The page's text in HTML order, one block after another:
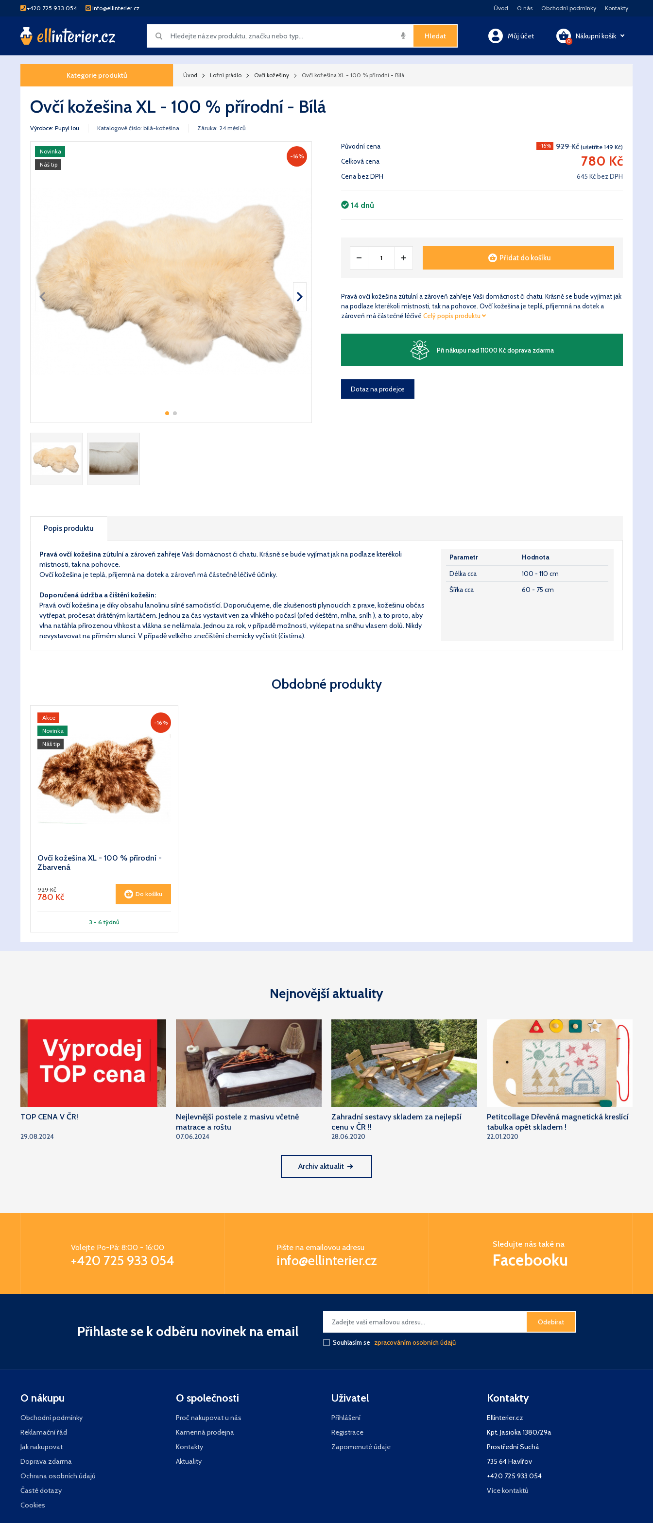
+420 725 933 054 info@ellinterier.cz Úvod O nás Obchodní podmínky Kontakty
Hledat Můj účet
0
Nákupní košík
Kategorie produktů Úvod Ložní prádlo Ovčí kožešiny Ovčí kožešina XL - 100 % přírodní - Bílá
Ovčí kožešina XL - 100 % přírodní - Bílá
Výrobce: PupyHou Katalogové číslo: bílá-kožešina Záruka: 24 měsíců
Novinka
Náš tip
-16%
Původní cena -16% 929 Kč (ušetříte 149 Kč)
Celková cena 780 Kč
Cena bez DPH 645 Kč bez DPH
14 dnů
Přidat do košíku
Pravá ovčí kožešina zútulní a zároveň zahřeje Vaši domácnost či chatu. Krásně se bude vyjímat jak
na podlaze kterékoli místnosti, tak na pohovce. Ovčí kožešina je teplá, příjemná na dotek a
zároveň má částečně léčivé Celý popis produktu
Při nákupu nad 11000 Kč doprava zdarma
Dotaz na prodejce
Popis produktu
Pravá ovčí kožešina zútulní a zároveň zahřeje Vaši domácnost či chatu. Krásně se bude vyjímat jak na podlaze kterékoli
místnosti, tak na pohovce.
Ovčí kožešina je teplá, příjemná na dotek a zároveň má částečně léčivé účinky.
Doporučená údržba a čištění kožešin:
Pravá ovčí kožešina je díky obsahu lanolinu silně samočistící. Doporučujeme, dle zkušeností plynoucích z praxe, kožešinu občas
vytřepat, pročesat drátěným kartáčem. Jednou za čas vystavit ven za vlhkého počasí (před deštěm, mlha, sníh ), a to proto, aby
vlna natáhla přirozenou vlhkost a vlákna se nelámala. Jednou za rok, v případě možnosti, vyklepat na sněhu vlasem dolů. Nikdy
nevystavovat na přímém slunci. V případě velkého znečištění chemicky vyčistit (čistírna).
Parametr Hodnota
Délka cca 100 - 110 cm
Šířka cca 60 - 75 cm
Obdobné produkty
Akce
Novinka
Náš tip
-16%
Ovčí kožešina XL - 100 % přírodní -
Zbarvená
929 Kč
780 Kč Do košíku
3 - 6 týdnů
Nejnovější aktuality
TOP CENA V ČR!
29.08.2024
Nejlevnější postele z masivu včetně
matrace a roštu
07.06.2024
Zahradní sestavy skladem za nejlepší
cenu v ČR !!
28.06.2020
Petitcollage Dřevěná magnetická kreslící
tabulka opět skladem !
22.01.2020
Archiv aktualit
Volejte Po-Pá: 8:00 - 16:00
+420 725 933 054
Pište na emailovou adresu
info@ellinterier.cz
Sledujte nás také na
Facebooku
Přihlaste se k odběru novinek na email
Odebírat
Souhlasím se zpracováním osobních údajů
O nákupu
Obchodní podmínky
Reklamační řád
Jak nakupovat
Doprava zdarma
Ochrana osobních údajů
Časté dotazy
Cookies
O společnosti
Proč nakupovat u nás
Kamenná prodejna
Kontakty
Aktuality
Uživatel
Přihlášení
Registrace
Zapomenuté údaje
Kontakty
Ellinterier.cz
Kpt. Jasioka 1380/29a
Prostřední Suchá
735 64 Havířov
+420 725 933 054
Více kontaktů